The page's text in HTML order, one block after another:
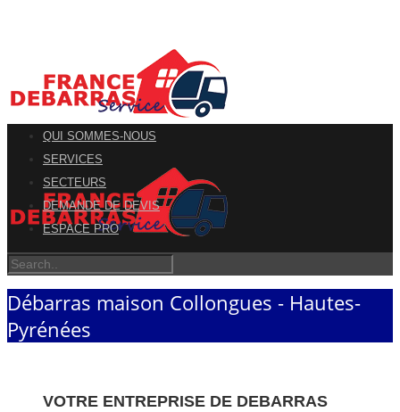
QUI SOMMES-NOUS
SERVICES
SECTEURS
DEMANDE DE DEVIS
ESPACE PRO
Débarras maison Collongues - Hautes-
Pyrénées
VOTRE ENTREPRISE DE DEBARRAS